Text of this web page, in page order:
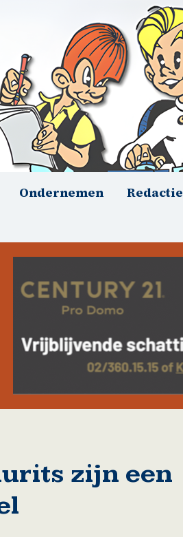
Ondernemen Redactie
zijn een